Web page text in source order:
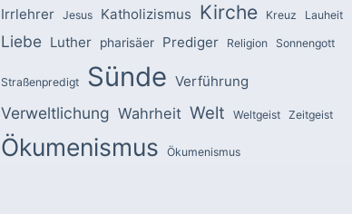
Irrlehrer Jesus Katholizismus Kirche Kreuz Lauheit
Liebe Luther pharisäer Prediger Religion Sonnengott
Straßenpredigt Sünde Verführung
Verweltlichung Wahrheit Welt Weltgeist Zeitgeist
Ökumenismus Ökumenismus